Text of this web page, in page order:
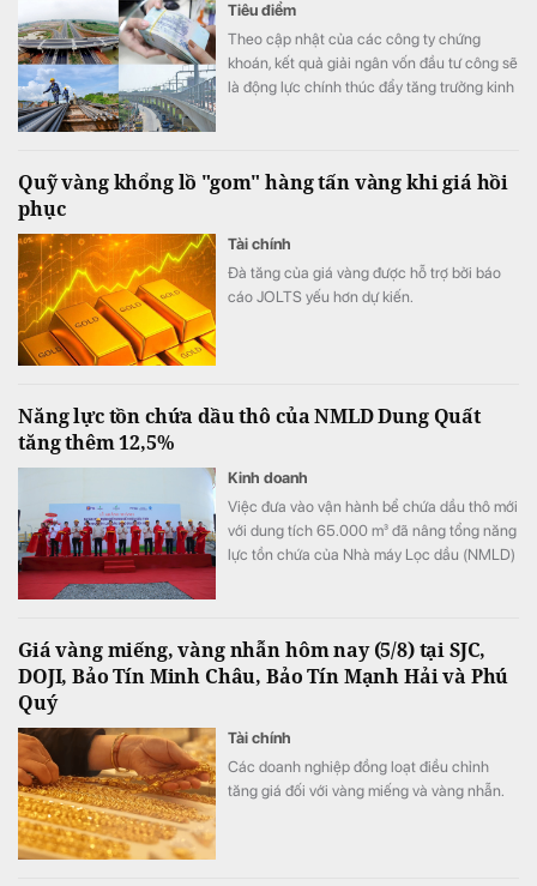
Tiêu điểm
Theo cập nhật của các công ty chứng
khoán, kết quả giải ngân vốn đầu tư công sẽ
là động lực chính thúc đẩy tăng trưởng kinh
Quỹ vàng khổng lồ "gom" hàng tấn vàng khi giá hồi
phục
Tài chính
Đà tăng của giá vàng được hỗ trợ bởi báo
cáo JOLTS yếu hơn dự kiến.
Năng lực tồn chứa dầu thô của NMLD Dung Quất
tăng thêm 12,5%
Kinh doanh
Việc đưa vào vận hành bể chứa dầu thô mới
với dung tích 65.000 m³ đã nâng tổng năng
lực tồn chứa của Nhà máy Lọc dầu (NMLD)
chứa dầu thô của NMLD Dung Quất mà
còn nâng cao khả năng chủ động nguồn
quốc gia.
Giá vàng miếng, vàng nhẫn hôm nay (5/8) tại SJC,
DOJI, Bảo Tín Minh Châu, Bảo Tín Mạnh Hải và Phú
Quý
Tài chính
Các doanh nghiệp đồng loạt điều chỉnh
tăng giá đối với vàng miếng và vàng nhẫn.